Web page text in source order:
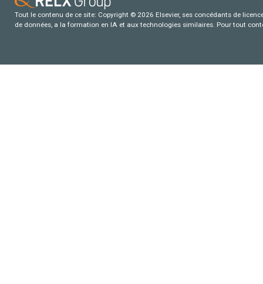
Tout le contenu de ce site: Copyright © 2026 Elsevier, ses concédants de
de données, a la formation en IA et aux technologies similaires. Pour tout